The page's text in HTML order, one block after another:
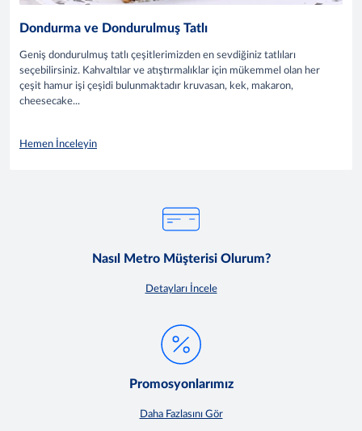
Dondurma ve Dondurulmuş Tatlı
Geniş dondurulmuş tatlı çeşitlerimizden en sevdiğiniz tatlıları
seçebilirsiniz. Kahvaltılar ve atıştırmalıklar için mükemmel olan her
çeşit hamur işi çeşidi bulunmaktadır kruvasan, kek, makaron,
cheesecake...
Hemen İnceleyin
Nasıl Metro Müşterisi Olurum?
Detayları İncele
Promosyonlarımız
Daha Fazlasını Gör